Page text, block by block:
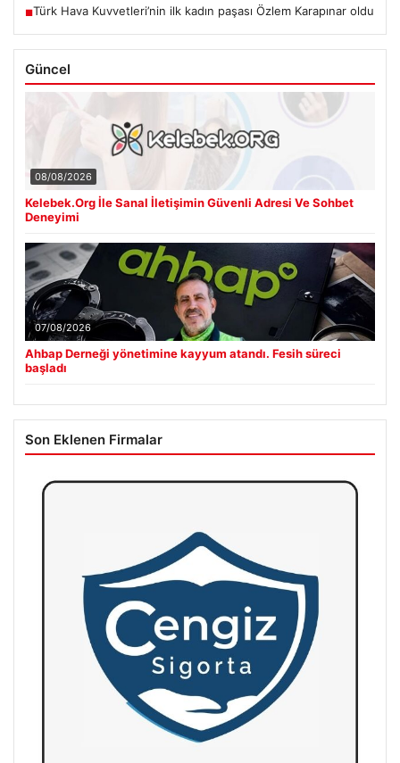
■Türk Hava Kuvvetleri’nin ilk kadın paşası Özlem Karapınar oldu
Güncel
08/08/2026
Kelebek.Org İle Sanal İletişimin Güvenli Adresi Ve Sohbet
Deneyimi
07/08/2026
Ahbap Derneği yönetimine kayyum atandı. Fesih süreci
başladı
Son Eklenen Firmalar